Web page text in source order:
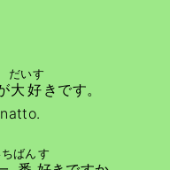
大好
だいす
きです。
ばん す